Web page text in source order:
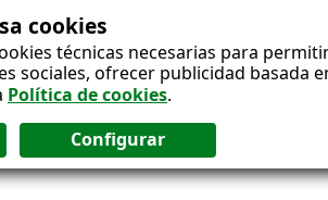
cookies
técnicas necesarias para
sociales, ofrecer publicidad basada
Política de cookies.